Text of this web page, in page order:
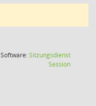
Software:Sitzungsdienst
Session(Wird in